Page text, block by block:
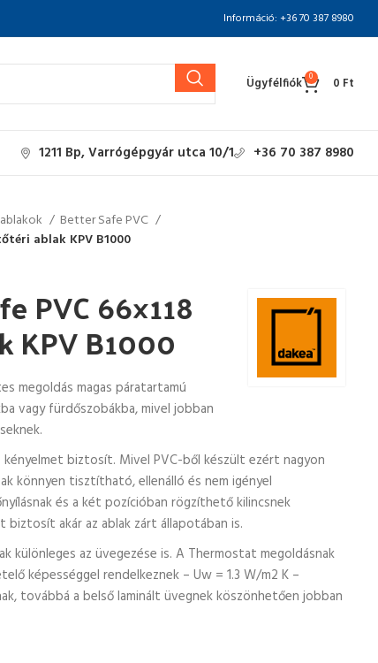
Információ: +36 70 387 8980
Ügyfélfiók 0 0 Ft
1211 Bp, Varrógépgyár utca 10/1 +36 70 387 8980
Better Safe PVC
ablak KPV B1000
PVC 66×118
KPV B1000
megoldás magas páratartamú
vagy fürdőszobákba, mivel jobban
biztosít. Mivel PVC-ből készült ezért nagyon
könnyen tisztítható, ellenálló és nem igényel
és a két pozícióban rögzíthető kilincsnek
biztosít akár az ablak zárt állapotában is.
különleges az üvegezése is. A Thermostat megoldásnak
képességgel rendelkeznek – Uw = 1.3 W/m2 K –
továbbá a belső laminált üvegnek köszönhetően jobban